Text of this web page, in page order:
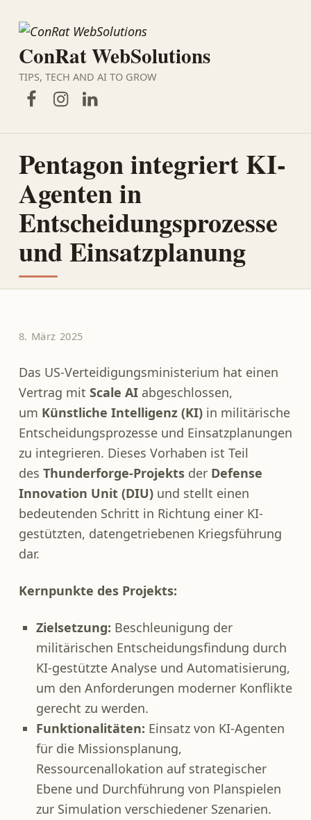
ConRat WebSolutions
TIPS, TECH AND AI TO GROW
Facebook
Instagram
LinkedIn
Pentagon integriert KI-
Agenten in
Entscheidungsprozesse
und Einsatzplanung
8. März 2025
Das US-Verteidigungsministerium hat einen
Vertrag mit Scale AIabgeschlossen,
um Künstliche Intelligenz (KI)in militärische
Entscheidungsprozesse und Einsatzplanungen
zu integrieren. Dieses Vorhaben ist Teil
des Thunderforge-Projektsder Defense
Innovation Unit (DIU)und stellt einen
bedeutenden Schritt in Richtung einer KI-
gestützten, datengetriebenen Kriegsführung
dar.
Kernpunkte des Projekts:
Zielsetzung: Beschleunigung der
militärischen Entscheidungsfindung durch
KI-gestützte Analyse und Automatisierung,
um den Anforderungen moderner Konflikte
gerecht zu werden.​
Funktionalitäten: Einsatz von KI-Agenten
für die Missionsplanung,
Ressourcenallokation auf strategischer
Ebene und Durchführung von Planspielen
zur Simulation verschiedener Szenarien.​